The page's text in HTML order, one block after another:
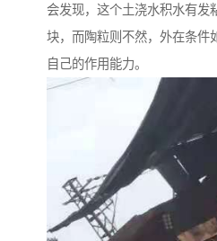
会发现，这个土浇水积水有发
块，而陶粒则不然，外在条件
自己的作用能力。